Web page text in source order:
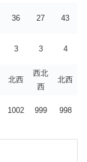
36 27 43
3 3 4
北西
西北
西
北西
1002 999 998